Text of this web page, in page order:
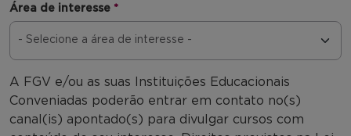
Área de interesse *
A FGV e/ou as suas Instituições Educacionais
Conveniadas poderão entrar em contato no(s)
canal(is) apontado(s) para divulgar cursos com